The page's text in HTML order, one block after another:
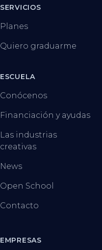
SERVICIOS
Planes
Quiero graduarme
ESCUELA
Conócenos
Financiación y ayudas
Las industrias
creativas
News
Open School
Contacto
EMPRESAS